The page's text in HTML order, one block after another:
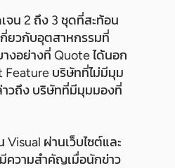
จน 2 ถึง 3 ชุดที่สะท้อน
ยวกับอุตสาหกรรมที่
งอย่างที่ Quote ได้นอก
Feature บริษัทที่ไม่มีมุม
วถึง บริษัทที่มีมุมมองที่
Visual ผ่านเว็บไซต์และ
ความสำคัญเมื่อนักข่าว